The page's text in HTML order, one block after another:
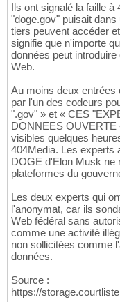
Ils ont signalé la faille
"doge.gov" puisait
tiers peuvent accéder
signifie que n'importe
données peut
Web.
Au moins deux entrées
par l'un des codeurs
".gov" » et « CES
DONNEES OUVERTE
visibles quelques
404Media. Les experts
DOGE d'Elon Musk ne
plateformes du
Les deux experts qui
l'anonymat, car ils
Web fédéral sans
comme une activité
non sollicitées comme
données.
Source :
https://